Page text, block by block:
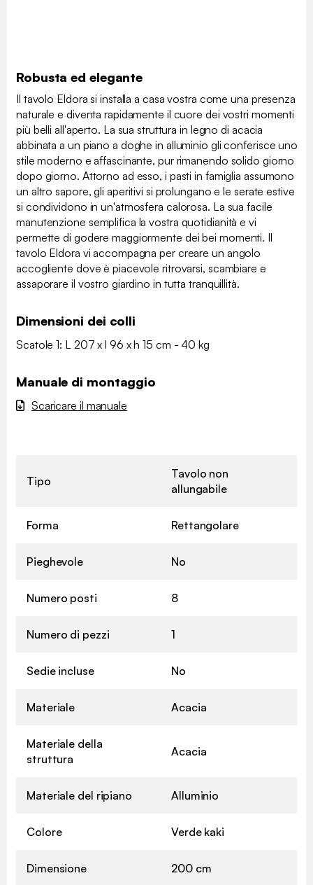
Robusta ed elegante
Il tavolo Eldora si installa a casa vostra come una presenza
naturale e diventa rapidamente il cuore dei vostri momenti
più belli all'aperto. La sua struttura in legno di acacia
abbinata a un piano a doghe in alluminio gli conferisce uno
stile moderno e affascinante, pur rimanendo solido giorno
dopo giorno. Attorno ad esso, i pasti in famiglia assumono
un altro sapore, gli aperitivi si prolungano e le serate estive
si condividono in un'atmosfera calorosa. La sua facile
manutenzione semplifica la vostra quotidianità e vi
permette di godere maggiormente dei bei momenti. Il
tavolo Eldora vi accompagna per creare un angolo
accogliente dove è piacevole ritrovarsi, scambiare e
assaporare il vostro giardino in tutta tranquillità.
Dimensioni dei colli
Scatole 1: L 207 x l 96 x h 15 cm - 40 kg
Manuale di montaggio
Scaricare il manuale
Tipo
Tavolo non
allungabile
Forma Rettangolare
Pieghevole No
Numero posti 8
Numero di pezzi 1
Sedie incluse No
Materiale Acacia
Materiale della
struttura
Acacia
Materiale del ripiano Alluminio
Colore Verde kaki
Dimensione 200 cm